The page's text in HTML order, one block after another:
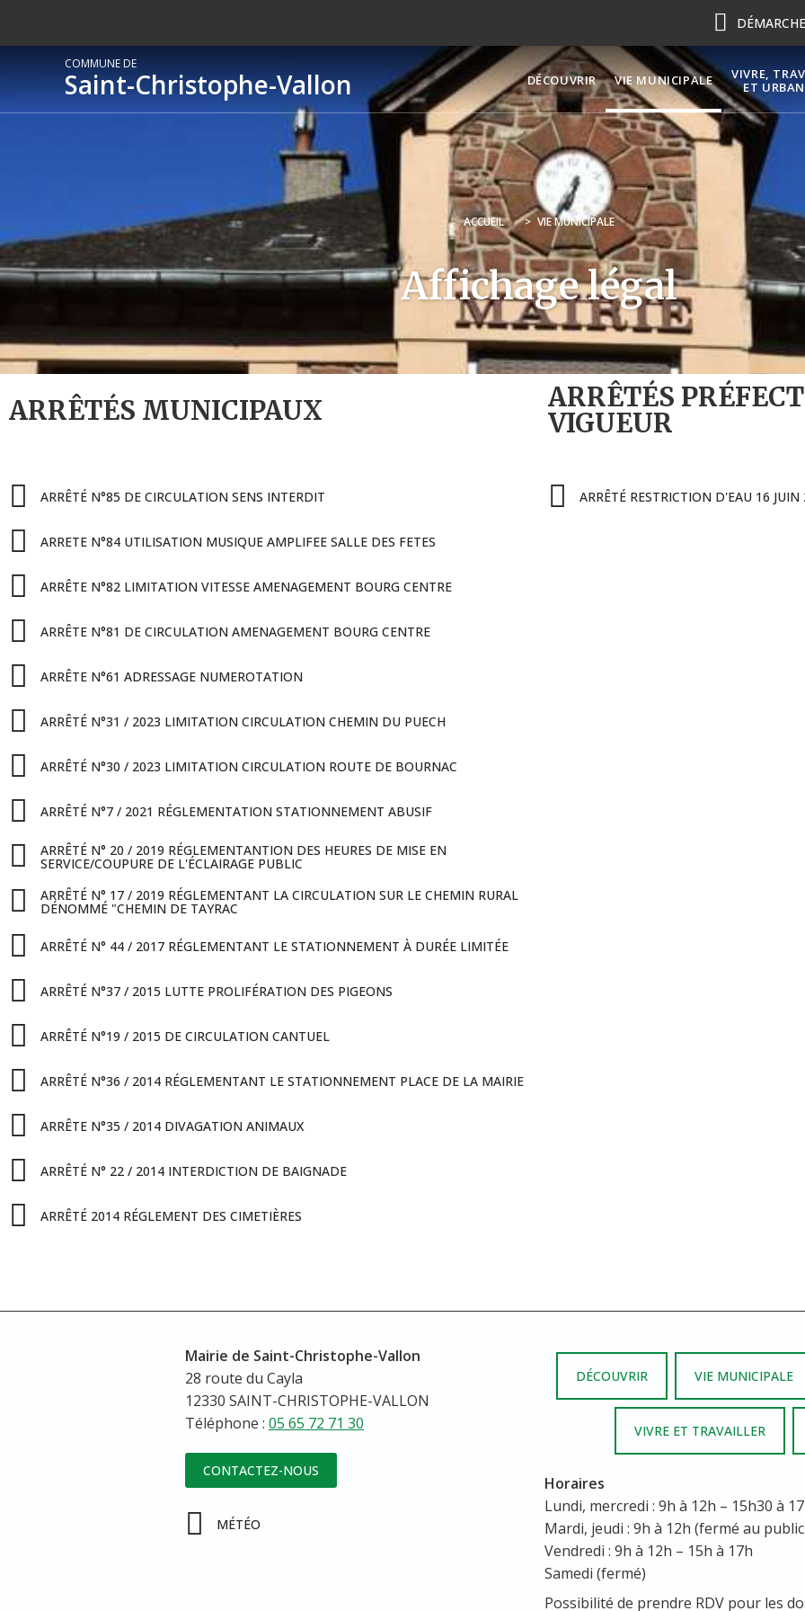
COMMUNE DE
Saint-Christophe-Vallon DÉCOUVRIR VIE MUNICIPALE
VIVRE,
ET
ACCUEIL > VIE MUNICIPALE
Affichage légal
ARRÊTÉS MUNICIPAUX ARRÊTÉS
VIGUEUR
ARRÊTÉ N°85 DE CIRCULATION SENS INTERDIT
ARRETE N°84 UTILISATION MUSIQUE AMPLIFEE SALLE DES FETES
ARRÊTE N°82 LIMITATION VITESSE AMENAGEMENT BOURG CENTRE
ARRÊTE N°81 DE CIRCULATION AMENAGEMENT BOURG CENTRE
ARRÊTE N°61 ADRESSAGE NUMEROTATION
ARRÊTÉ N°31 / 2023 LIMITATION CIRCULATION CHEMIN DU PUECH
ARRÊTÉ N°30 / 2023 LIMITATION CIRCULATION ROUTE DE BOURNAC
ARRÊTÉ N°7 / 2021 RÉGLEMENTATION STATIONNEMENT ABUSIF
ARRÊTÉ N° 20 / 2019 RÉGLEMENTANTION DES HEURES DE MISE EN
SERVICE/COUPURE DE L'ÉCLAIRAGE PUBLIC
ARRÊTÉ N° 17 / 2019 RÉGLEMENTANT LA CIRCULATION SUR LE CHEMIN RURAL
DÉNOMMÉ "CHEMIN DE TAYRAC
ARRÊTÉ N° 44 / 2017 RÉGLEMENTANT LE STATIONNEMENT À DURÉE LIMITÉE
ARRÊTÉ N°37 / 2015 LUTTE PROLIFÉRATION DES PIGEONS
ARRÊTÉ N°19 / 2015 DE CIRCULATION CANTUEL
ARRÊTÉ N°36 / 2014 RÉGLEMENTANT LE STATIONNEMENT PLACE DE LA MAIRIE
ARRÊTE N°35 / 2014 DIVAGATION ANIMAUX
ARRÊTÉ N° 22 / 2014 INTERDICTION DE BAIGNADE
ARRÊTÉ 2014 RÉGLEMENT DES CIMETIÈRES
ARRÊTÉ RESTRICTION D'EAU 16 JUIN
Mairie de Saint-Christophe-Vallon
28 route du Cayla
12330 SAINT-CHRISTOPHE-VALLON
Téléphone : 05 65 72 71 30
CONTACTEZ-NOUS
MÉTÉO
DÉCOUVRIR VIE MUNICIPALE
VIVRE ET TRAVAILLER
Horaires
Lundi, mercredi : 9h à 12h – 15h30 à
Mardi, jeudi : 9h à 12h (fermé au
Vendredi : 9h à 12h – 15h à 17h
Samedi (fermé)
Possibilité de prendre RDV pour les